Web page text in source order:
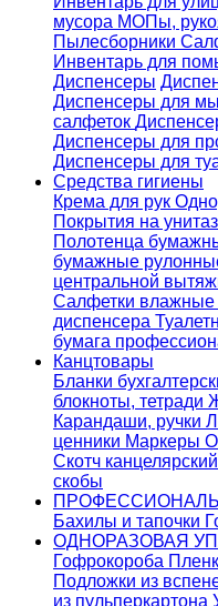
мусора МОПы,
Пылесборники
Инвентарь для
Диспенсеры
Диспенсеры для
салфеток
Диспенсеры для
Диспенсеры для
Средства гигиены
Крема для рук
Покрытия на унитаз
Полотенца
бумажные
центральной
Салфетки влажные
диспенсера
бумага
Канцтовары
Бланки
блокноты, тетради
Карандаши, ручки
ценники Маркеры
Скотч
скобы
Бахилы и тапочки
ОДНОРАЗОВАЯ
Гофрокороба
Подложки из
из пульперкартона